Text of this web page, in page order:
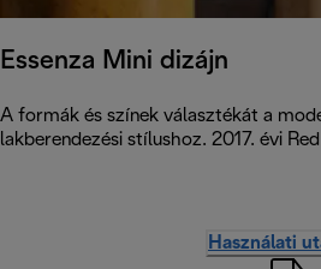
Essenza Mini dizájn
A formák és színek választékát a
lakberendezési stílushoz. 2017. évi
Használati